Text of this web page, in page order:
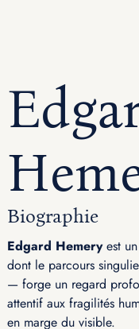
Biographie
Edgard Hemeryest un
dont le parcours
— forge un regard
attentif aux fragilités
en marge du visible.